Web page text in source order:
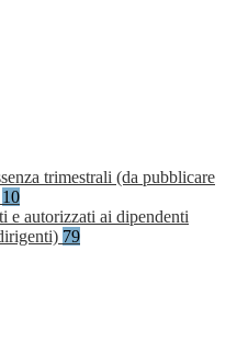
trimestrali (da pubblicare
10
e autorizzati ai dipendenti
79